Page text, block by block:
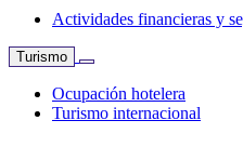
Actividades financieras y
Turismo
Ocupación hotelera
Turismo internacional